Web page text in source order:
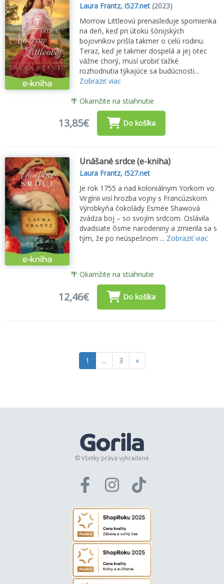
Laura Frantz,i527.net (2023)
Morrow Littleovú prenasleduje spomienka
na deň, keď pri útoku šónijských
bojovníkov prišla takmer o celú rodinu.
Teraz, keď je takmer dospelá a jej otec
vážne chorý, musí urobiť ťažké
rozhodnutia týkajúce sa budúcnosti...
Zobraziť viac
🌴 Okamžite na stiahnutie
13,85€ Do košíka
Unášané srdce (e-kniha)
Laura Frantz,i527.net
Je rok 1755 a nad koloniálnym Yorkom vo
Virgínii visí hrozba vojny s Francúzskom.
Výrobkyňa čokolády Esmée Shawová
zvádza boj – so svojím srdcom. Oslávila
dvadsiate ôsme narodeniny a zmierila sa s
tým, že po neúspešnom ... Zobraziť viac
🌴 Okamžite na stiahnutie
12,46€ Do košíka
1 ... 3 »
© Všetky práva vyhradené